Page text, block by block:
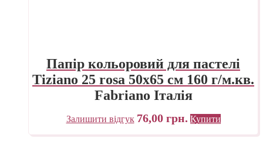
Папір кольоровий для пастелі
Tiziano 25 rosa 50х65 см 160 г/м.кв.
Fabriano Італія
Залишити відгук 76,00 грн. Купити